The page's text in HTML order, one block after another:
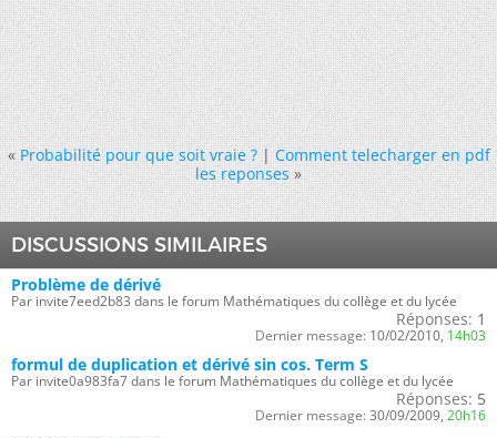
« Probabilité pour que soit vraie ?|Comment telecharger en pdf
les reponses »
DISCUSSIONS SIMILAIRES
Problème de dérivé
Par invite7eed2b83 dans le forum Mathématiques du collège et du lycée
Réponses: 1
Dernier message: 10/02/2010, 14h03
formul de duplication et dérivé sin cos. Term S
Par invite0a983fa7 dans le forum Mathématiques du collège et du lycée
Réponses: 5
Dernier message: 30/09/2009, 20h16